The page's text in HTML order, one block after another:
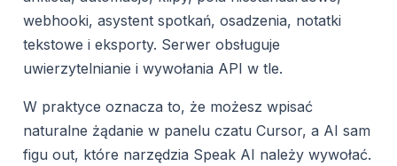
webhooki, asystent spotkań, osadzenia, notatki
tekstowe i eksporty. Serwer obsługuje
uwierzytelnianie i wywołania API w tle.
W praktyce oznacza to, że możesz wpisać
naturalne żądanie w panelu czatu Cursor, a AI sam
figu out, które narzędzia Speak AI należy wywołać.